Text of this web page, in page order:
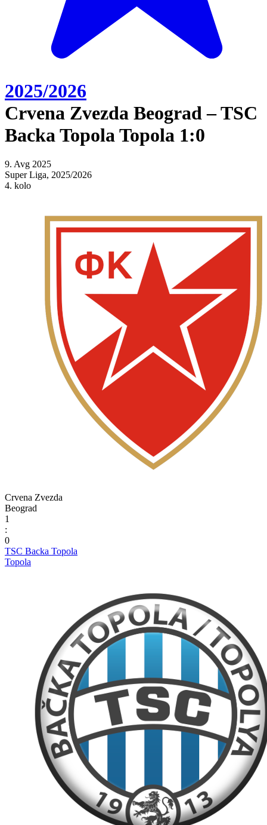
2025/2026
Crvena Zvezda Beograd – TSC
Backa Topola Topola 1:0
9. Avg 2025
Super Liga, 2025/2026
4. kolo
Crvena Zvezda
Beograd
1
:
0
TSC Backa Topola
Topola